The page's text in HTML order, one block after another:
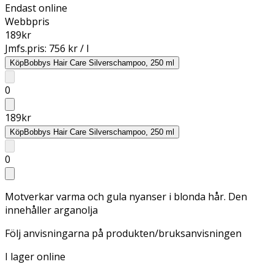
Endast online
Webbpris
189kr
Jmfs.pris: 756 kr / l
KöpBobbys Hair Care Silverschampoo, 250 ml
0
189kr
KöpBobbys Hair Care Silverschampoo, 250 ml
0
Motverkar varma och gula nyanser i blonda hår. Den
innehåller arganolja
Följ anvisningarna på produkten/bruksanvisningen
I lager online